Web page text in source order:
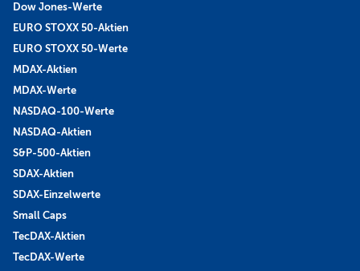
Dow Jones-Werte
EURO STOXX 50-Aktien
EURO STOXX 50-Werte
MDAX-Aktien
MDAX-Werte
NASDAQ-100-Werte
NASDAQ-Aktien
S&P-500-Aktien
SDAX-Aktien
SDAX-Einzelwerte
Small Caps
TecDAX-Aktien
TecDAX-Werte